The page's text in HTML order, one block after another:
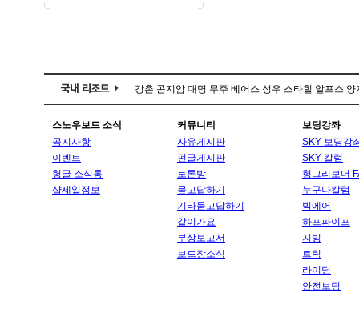
강촌 곤지암 대명 무주 베어스 성우 스타힐 알프스 양
스노우보드 소식 커뮤니티
보딩강좌
공지사항
자유게시판
SKY 보딩강
이벤트
펀글게시판
SKY 칼럼
헝글 소식통
토론방
헝그리보더
샵세일정보
묻고답하기
누구나칼럼
기타묻고답하기
빅에어
같이가요
하프파이프
부상보고서
지빙
보드장소식
트릭
라이딩
안전보딩